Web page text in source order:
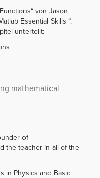
von Jason
Essential Skills “.
unterteilt:
mathematical
of
the teacher in all of the
in Physics and Basic